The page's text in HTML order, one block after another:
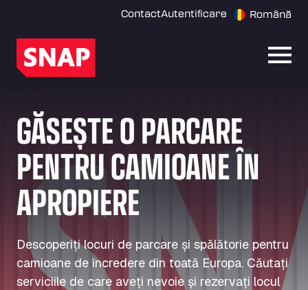
ContactAutentificare Română
GĂSEȘTE O PARCARE
PENTRU CAMIOANE ÎN
APROPIERE
Descoperiți locuri de parcare și spălătorie pentru
camioane de încredere din toată Europa. Căutați
serviciile de care aveți nevoie și rezervați locul